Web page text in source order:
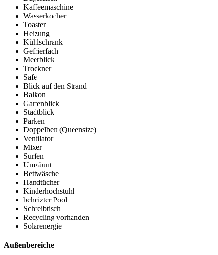
Kaffeemaschine
Wasserkocher
Toaster
Heizung
Kühlschrank
Gefrierfach
Meerblick
Trockner
Safe
Blick auf den Strand
Balkon
Gartenblick
Stadtblick
Parken
Doppelbett (Queensize)
Ventilator
Mixer
Surfen
Umzäunt
Bettwäsche
Handtücher
Kinderhochstuhl
beheizter Pool
Schreibtisch
Recycling vorhanden
Solarenergie
Außenbereiche